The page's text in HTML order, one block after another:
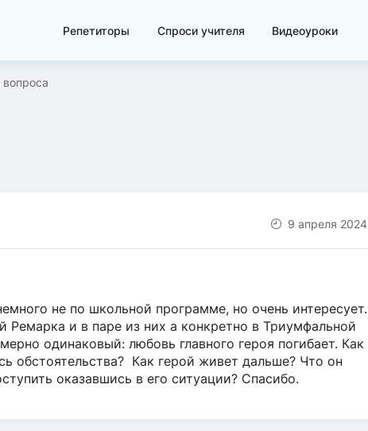
Репетиторы Спроси учителя Видеоуроки
9 апреля 2024
не по школьной программе, но очень интересует.
Ремарка и в паре из них а конкретно в Триумфальной
одинаковый: любовь главного героя погибает. Как
обстоятельства? Как герой живет дальше? Что он
оказавшись в его ситуации? Спасибо.